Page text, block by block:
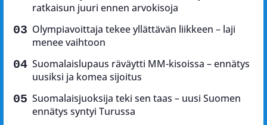
ratkaisun juuri ennen arvokisoja
Olympiavoittaja tekee yllättävän liikkeen – laji
menee vaihtoon
Suomalaislupaus räväytti MM-kisoissa – ennätys
uusiksi ja komea sijoitus
Suomalaisjuoksija teki sen taas – uusi Suomen
ennätys syntyi Turussa